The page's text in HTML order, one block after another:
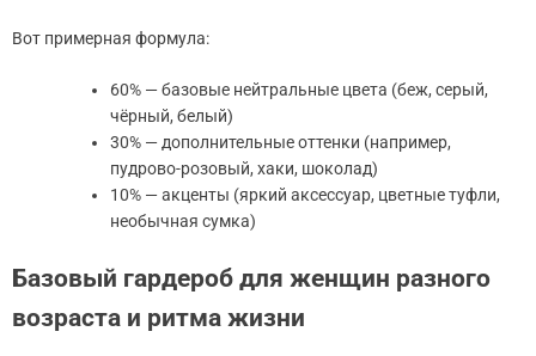
Вот примерная формула:
60% — базовые нейтральные цвета (беж, серый,
чёрный, белый)
30% — дополнительные оттенки (например,
пудрово-розовый, хаки, шоколад)
10% — акценты (яркий аксессуар, цветные туфли,
необычная сумка)
Базовый гардероб для женщин разного
возраста и ритма жизни